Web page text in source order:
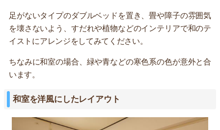
足がないタイプのダブルベッドを置き、畳や障子の雰囲気
を壊さないよう、すだれや植物などのインテリアで和のテ
イストにアレンジをしてみてください。
ちなみに和室の場合、緑や青などの寒色系の色が意外と合
います。
和室を洋風にしたレイアウト